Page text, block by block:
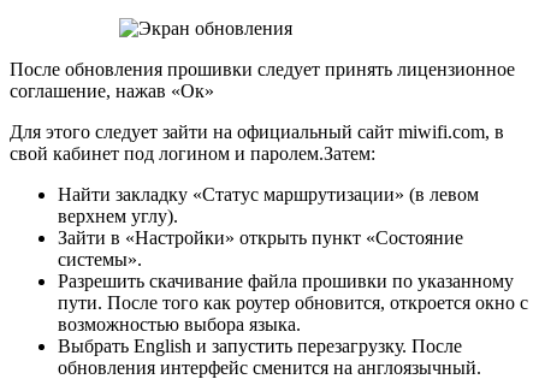
После обновления прошивки следует принять лицензионное
соглашение, нажав «Ок»
Для этого следует зайти на официальный сайт miwifi.com, в
свой кабинет под логином и паролем.Затем:
Найти закладку «Статус маршрутизации» (в левом
верхнем углу).
Зайти в «Настройки» открыть пункт «Состояние
системы».
Разрешить скачивание файла прошивки по указанному
пути. После того как роутер обновится, откроется окно с
возможностью выбора языка.
Выбрать English и запустить перезагрузку. После
обновления интерфейс сменится на англоязычный.